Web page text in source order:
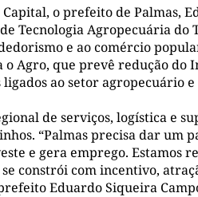
o prefeito de Palmas,
Tecnologia Agropecuária do
e ao comércio
Agro, que prevê redução do
ao setor agropecuário
de serviços, logística e
“Palmas precisa dar um
e gera emprego. Estamos
constrói com incentivo,
Eduardo Siqueira